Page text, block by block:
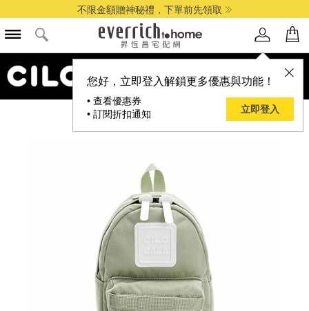
不限金額贈神秘禮，下單前先領取
您好，立即登入解鎖更多優惠與功能！
• 查看優惠券
• 訂閱折扣通知
立即登入